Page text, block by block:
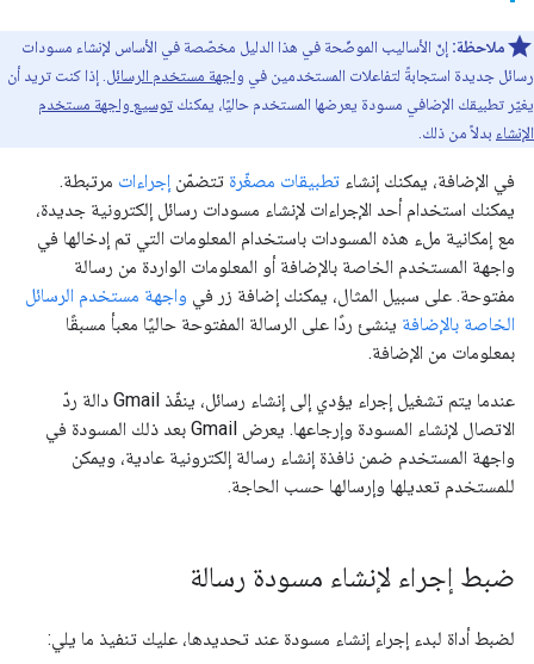
ملاحظة: إنّ الأساليب الموضّحة في هذا الدليل مخصّصة في الأساس لإنشاء مسودات
رسائل جديدة استجابةً لتفاعلات المستخدمين في واجهة مستخدم الرسائل
. إذا كنت تريد أن
يغيّر تطبيقك الإضافي مسودة يعرضها المستخدم حاليًا، يمكنك توسيع واجهة مستخدم
الإنشاء بدلاً من ذلك.
في الإضافة، يمكنك إنشاء تطبيقات مصغّرة تتضمّن إجراءات مرتبطة.
يمكنك استخدام أحد الإجراءات لإنشاء مسودات رسائل إلكترونية جديدة،
مع إمكانية ملء هذه المسودات باستخدام المعلومات التي تم إدخالها في
واجهة المستخدم الخاصة بالإضافة أو المعلومات الواردة من رسالة
مفتوحة. على سبيل المثال، يمكنك إضافة زر في واجهة مستخدم الرسائل
الخاصة بالإضافة ينشئ ردًا على الرسالة المفتوحة حاليًا معبأ مسبقًا
بمعلومات من الإضافة.
عندما يتم تشغيل إجراء يؤدي إلى إنشاء رسائل، ينفّذ Gmail دالة ردّ
الاتصال لإنشاء المسودة وإرجاعها. يعرض Gmail بعد ذلك المسودة في
واجهة المستخدم ضمن نافذة إنشاء رسالة إلكترونية عادية، ويمكن
للمستخدم تعديلها وإرسالها حسب الحاجة.
ضبط إجراء لإنشاء مسودة رسالة
لضبط أداة لبدء إجراء إنشاء مسودة عند تحديدها، عليك تنفيذ ما يلي: